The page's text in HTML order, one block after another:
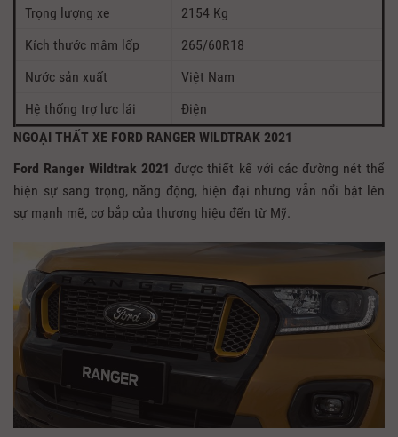
Trọng lượng xe
2154 Kg
Kích thước mâm lốp
265/60R18
Nước sản xuất
Việt Nam
Hệ thống trợ lực lái
Điện
NGOẠI THẤT XE FORD RANGER WILDTRAK 2021
Ford Ranger Wildtrak 2021 được thiết kế với các đường nét thể
hiện sự sang trọng, năng động, hiện đại nhưng vẫn nổi bật lên
sự mạnh mẽ, cơ bắp của thương hiệu đến từ Mỹ.